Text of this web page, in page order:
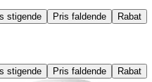
stigende Pris faldende Rabat
stigende Pris faldende Rabat